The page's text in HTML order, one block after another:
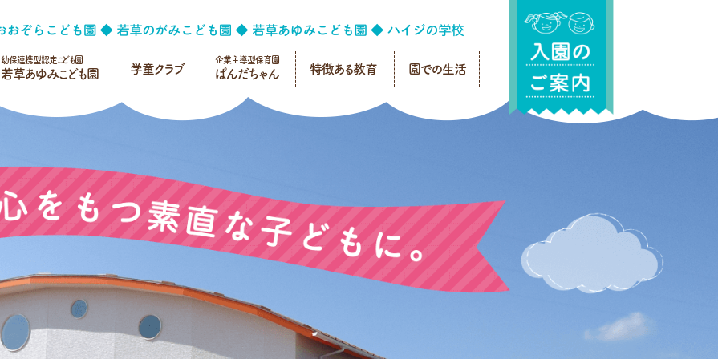
幼保連携型認定こども園
若草あゆみこども園 学童クラブ
企業主導型保育園
ぱんだちゃん 特徴ある教育 園での生活